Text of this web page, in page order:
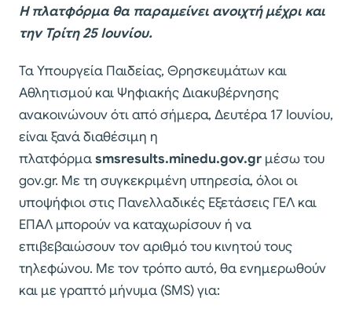
Η πλατφόρμα θα παραμείνει ανοιχτή μέχρι και
την Τρίτη 25 Ιουνίου.
Τα Υπουργεία Παιδείας, Θρησκευμάτων και
Αθλητισμού και Ψηφιακής Διακυβέρνησης
ανακοινώνουν ότι από σήμερα, Δευτέρα 17 Ιουνίου,
είναι ξανά διαθέσιμη η
πλατφόρμαsmsresults.minedu.gov.gr μέσω του
gov.gr. Με τη συγκεκριμένη υπηρεσία, όλοι οι
υποψήφιοι στις Πανελλαδικές Εξετάσεις ΓΕΛ και
ΕΠΑΛ μπορούν να καταχωρίσουν ή να
επιβεβαιώσουν τον αριθμό του κινητού τους
τηλεφώνου. Με τον τρόπο αυτό, θα ενημερωθούν
και με γραπτό μήνυμα (SMS) για: